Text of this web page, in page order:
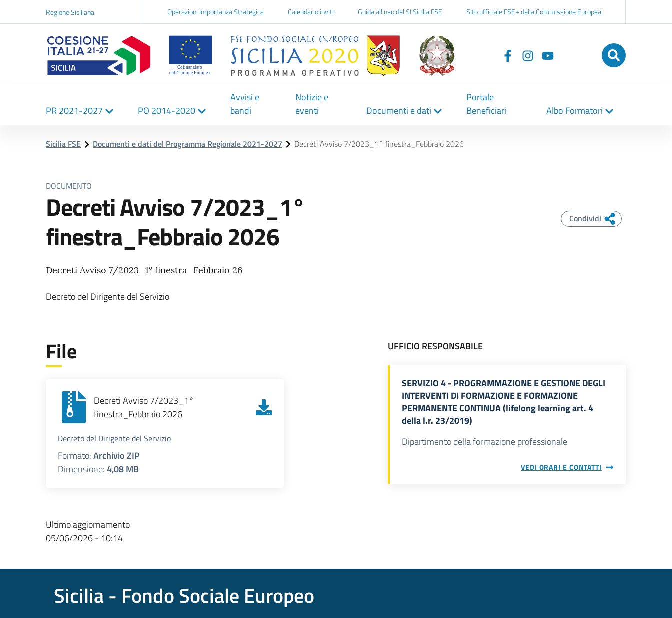
Regione Siciliana Navigazione
network
Operazioni Importanza Strategica Calendario inviti Guida all'uso del SI Sicilia FSE Sito ufficiale FSE+ della Commissione Europea
Logo Sicilia FSE
Seguici
Navigazione
principale
PR 2021-2027 PO 2014-2020
Avvisi e
bandi
Notizie e
eventi
Documenti e dati
Portale
Beneficiari
Albo Formatori
Sicilia FSE Documenti e dati del Programma Regionale 2021-2027 Decreti Avviso 7/2023_1° finestra_Febbraio 2026
DOCUMENTO
Decreti Avviso 7/2023_1°
finestra_Febbraio 2026
Decreti Avviso 7/2023_1° finestra_Febbraio 26
Decreto del Dirigente del Servizio
Condividi
File
Decreti Avviso 7/2023_1°
finestra_Febbraio 2026
Decreto del Dirigente del Servizio
Formato:Archivio ZIP
Dimensione:4,08 MB
UFFICIO RESPONSABILE
SERVIZIO 4 - PROGRAMMAZIONE E GESTIONE DEGLI
INTERVENTI DI FORMAZIONE E FORMAZIONE
PERMANENTE CONTINUA (lifelong learning art. 4
della l.r. 23/2019)
Dipartimento della formazione professionale
VEDI ORARI E CONTATTI
Ultimo aggiornamento
05/06/2026 - 10:14
Sicilia - Fondo Sociale Europeo